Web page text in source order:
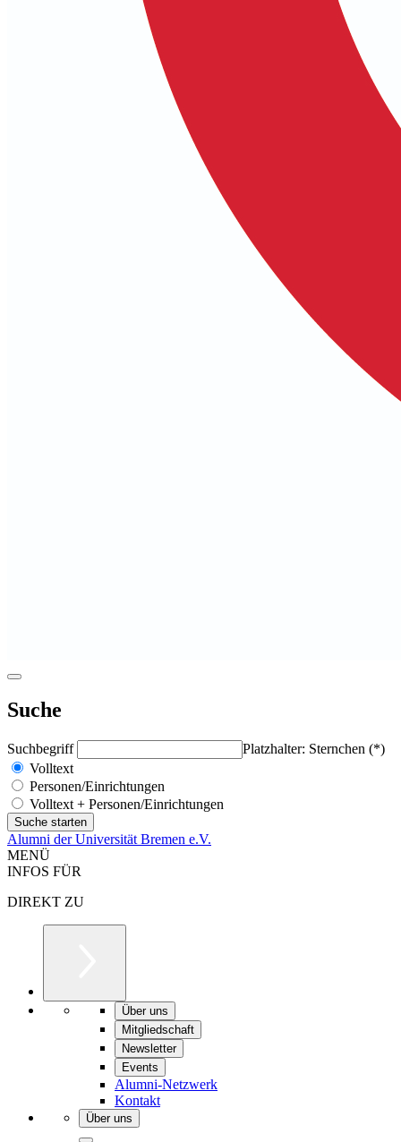
Suche
Suchbegriff
Platzhalter: Sternchen (*)
Volltext
Personen/Einrichtungen
Volltext + Personen/Einrichtungen
Alumni der Universität Bremen e.V.
MENÜ
INFOS FÜR
DIREKT ZU
Über uns
Mitgliedschaft
Newsletter
Events
Alumni-Netzwerk
Kontakt
Über uns